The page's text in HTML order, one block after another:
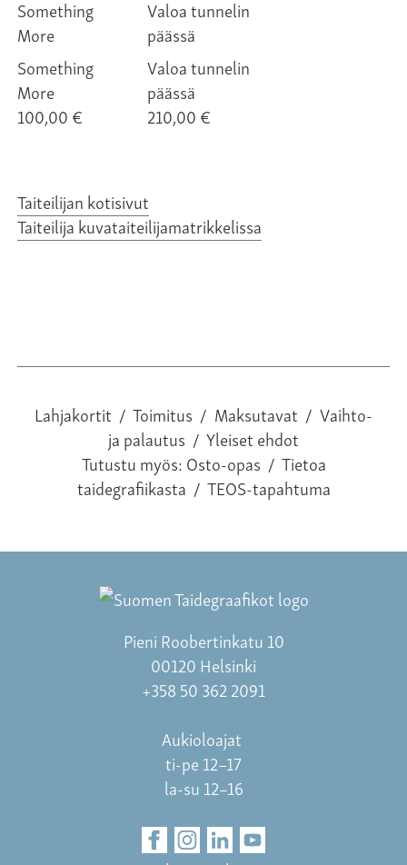
Something
More
100,00 €
Valoa tunnelin
päässä
210,00 €
Taiteilijan kotisivut
Taiteilija kuvataiteilijamatrikkelissa
Lahjakortit / Toimitus / Maksutavat / Vaihto-
ja palautus / Yleiset ehdot
Tutustu myös:Osto-opas / Tietoa
taidegrafiikasta / TEOS-tapahtuma
Pieni Roobertinkatu 10
00120 Helsinki
+358 50 362 2091
Aukioloajat
ti-pe 12–17
la-su 12–16